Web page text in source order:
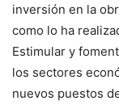
inversión en la
como lo ha
Estimular y
los sectores
nuevos puestos